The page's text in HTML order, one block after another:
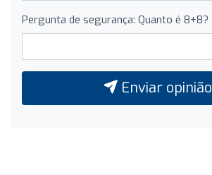
Pergunta de segurança: Quanto é 8+8?
Enviar opinião